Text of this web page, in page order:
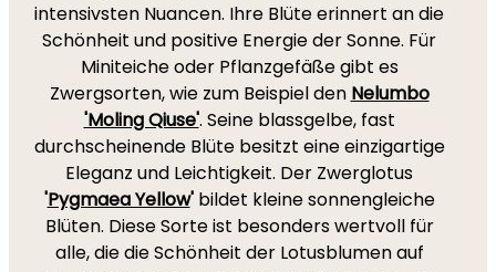
intensivsten Nuancen. Ihre Blüte erinnert an die
Schönheit und positive Energie der Sonne. Für
Miniteiche oder Pflanzgefäße gibt es
Zwergsorten, wie zum Beispiel den Nelumbo
'Moling Qiuse'. Seine blassgelbe, fast
durchscheinende Blüte besitzt eine einzigartige
Eleganz und Leichtigkeit. Der Zwerglotus
'Pygmaea Yellow'bildet kleine sonnengleiche
Blüten. Diese Sorte ist besonders wertvoll für
alle, die die Schönheit der Lotusblumen auf